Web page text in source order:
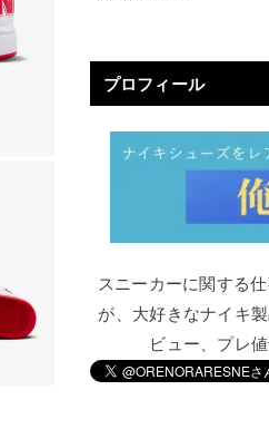
プロフィール
スニーカーに関する
が、大好きなナイキ
ビュー、プレ